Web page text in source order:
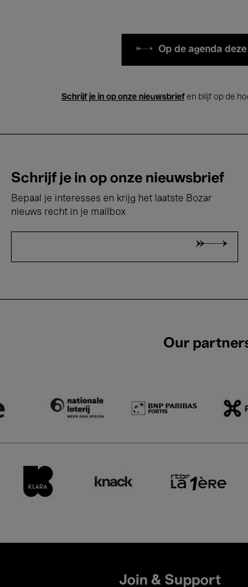
Op de agenda deze
Schrijf je in op onze nieuwsbriefen blijf op de
Schrijf je in op onze nieuwsbrief
Bepaal je interesses en krijg het laatste Bozar
nieuws recht in je mailbox
Our
Join & Support